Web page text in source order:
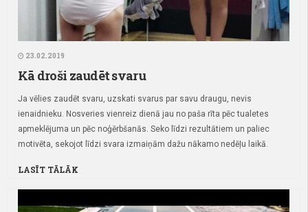
23.02.2019
Kā droši zaudēt svaru
Ja vēlies zaudēt svaru, uzskati svarus par savu draugu, nevis
ienaidnieku. Nosveries vienreiz dienā jau no paša rīta pēc tualetes
apmeklējuma un pēc noģērbšanās. Seko līdzi rezultātiem un paliec
motivēta, sekojot līdzi svara izmaiņām dažu nākamo nedēļu laikā.
LASĪT TĀLĀK